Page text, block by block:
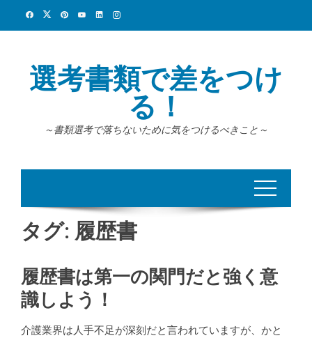
選考書類で差をつけ
る！
～書類選考で落ちないために気をつけるべきこと～
タグ: 履歴書
履歴書は第一の関門だと強く意
識しよう！
介護業界は人手不足が深刻だと言われていますが、かと